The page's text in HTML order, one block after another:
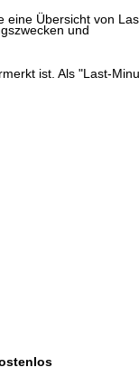
und
Übersicht von
ist. Als "Last-